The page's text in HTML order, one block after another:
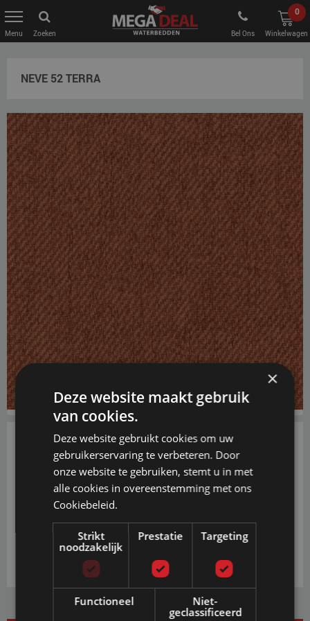
Zoeken Bel Ons
0
Winkelwagen
NEVE 52 TERRA
€ 0,50
PRIJS INCL. BTW EN GRATIS VERZENDING
VANAF € 20,-
×
Deze website maakt gebruik
van cookies.
Deze website gebruikt cookies om uw
gebruikerservaring te verbeteren. Door
onze website te gebruiken, stemt u in met
alle cookies in overeenstemming met ons
Cookiebeleid.
Strikt
noodzakelijk
Prestatie Targeting
Functioneel
Niet-
geclassificeerd